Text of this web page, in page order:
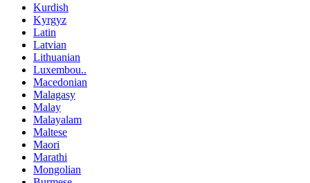
Kurdish
Kyrgyz
Latin
Latvian
Lithuanian
Luxembou..
Macedonian
Malagasy
Malay
Malayalam
Maltese
Maori
Marathi
Mongolian